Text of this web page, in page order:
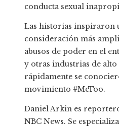
conducta sexual
Las historias inspiraron
consideración más
abusos de poder en el
y otras industrias de
rápidamente se
movimiento #MeToo.
Daniel Arkin es
NBC News. Se